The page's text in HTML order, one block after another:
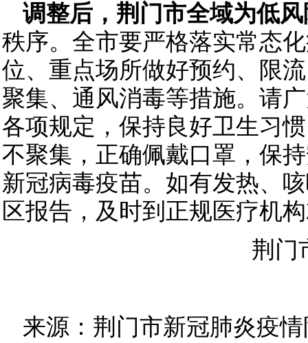
调整后，荆门市全域为低
秩序。全市要严格落实常态
位、重点场所做好预约、限
聚集、通风消毒等措施。请
各项规定，保持良好卫生习
不聚集，正确佩戴口罩，保
新冠病毒疫苗。如有发热、
区报告，及时到正规医疗机
荆门
来源：荆门市新冠肺炎疫